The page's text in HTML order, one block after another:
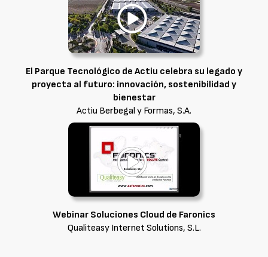
El Parque Tecnológico de Actiu celebra su legado y
proyecta al futuro: innovación, sostenibilidad y
bienestar
Actiu Berbegal y Formas, S.A.
Webinar Soluciones Cloud de Faronics
Qualiteasy Internet Solutions, S.L.